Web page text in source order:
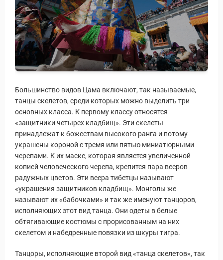
Большинство видов Цама включают, так называемые,
танцы скелетов, среди которых можно выделить три
основных класса. К первому классу относятся
«защитники четырех кладбищ». Эти скелеты
принадлежат к божествам высокого ранга и потому
украшены короной с тремя или пятью миниатюрными
черепами. К их маске, которая является увеличенной
копией человеческого черепа, крепится пара вееров
радужных цветов. Эти веера тибетцы называют
«украшения защитников кладбищ». Монголы же
называют их «бабочками» и так же именуют танцоров,
исполняющих этот вид танца. Они одеты в белые
обтягивающие костюмы с прорисованным на них
скелетом и набедренные повязки из шкуры тигра.
Танцоры, исполняющие второй вид «танца скелетов», так